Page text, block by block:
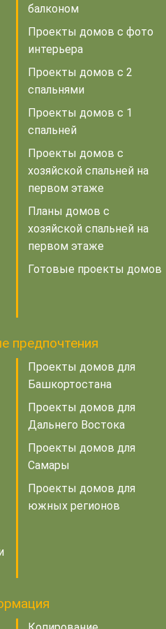
балконом
Проекты домов с фото
интерьера
Проекты домов с 2
спальнями
Проекты домов с 1
спальней
Проекты домов с
хозяйской спальней на
первом этаже
Планы домов с
хозяйской спальней на
первом этаже
Готовые проекты домов
предпочтения
Проекты домов для
Башкортостана
Проекты домов для
Дальнего Востока
Проекты домов для
Самары
Проекты домов для
южных регионов